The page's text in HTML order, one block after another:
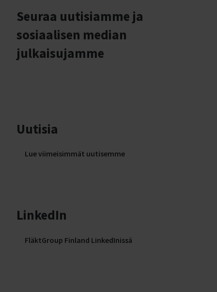
Seuraa uutisiamme ja
sosiaalisen median
julkaisujamme
Uutisia
Lue viimeisimmät uutisemme
LinkedIn
FläktGroup Finland LinkedInissä